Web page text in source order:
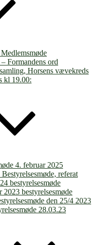
Formandens ord
Horsens vævekreds
kl 19.00:
4. februar 2025
referat
bestyrelsesmøde
2023 bestyrelsesmøde
den 25/4 2023
28.03.23